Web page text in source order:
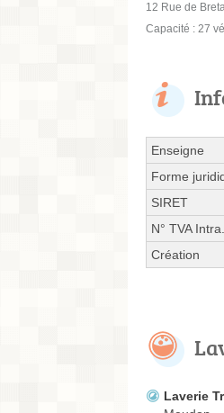
12 Rue de
Capacité : 27
Enseigne
Forme
SIRET
N° TVA Intra.
Création
Laverie